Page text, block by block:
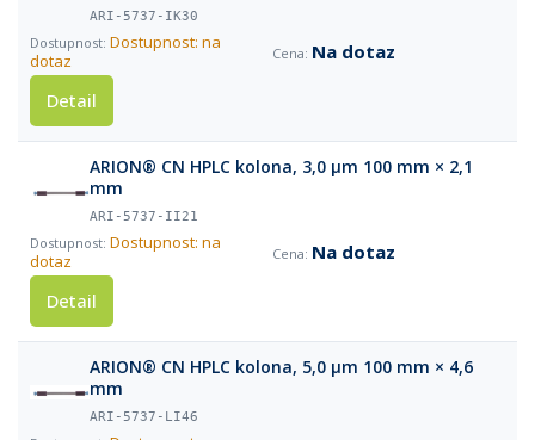
ARI-5737-IK30
Dostupnost: na
dotaz
Na dotaz
Detail
ARION® CN HPLC kolona, 3,0 µm 100 mm × 2,1
mm
ARI-5737-II21
Dostupnost: na
dotaz
Na dotaz
Detail
ARION® CN HPLC kolona, 5,0 µm 100 mm × 4,6
mm
ARI-5737-LI46